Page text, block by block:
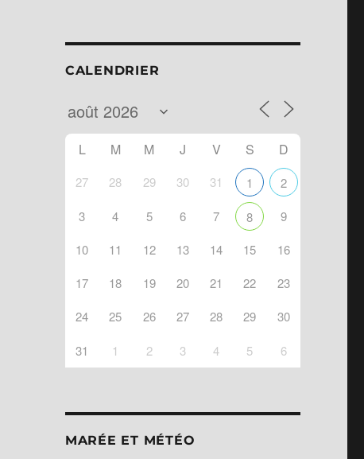
Office 365
CALENDRIER
L M M J V S D
27 28 29 30 31 1
2
3
4 5 6 7 8 9
10 11 12 13 14 15 16
17 18 19 20 21 22 23
24 25 26 27 28 29 30
31 1 2 3 4 5 6
MARÉE ET MÉTÉO